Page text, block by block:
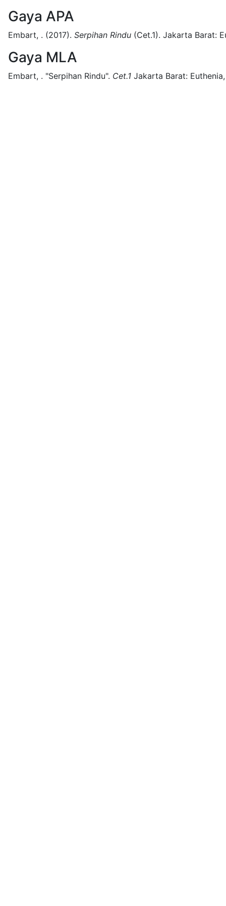
Gaya APA
Embart, . (2017). Serpihan Rindu (Cet.1). Jakarta Barat:
Gaya MLA
Embart, . "Serpihan Rindu". Cet.1 Jakarta Barat: Euthenia,